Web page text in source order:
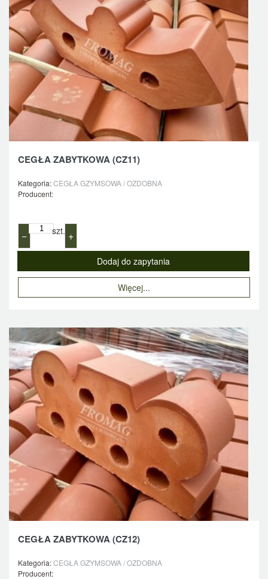
CEGŁA ZABYTKOWA (CZ11)
Kategoria:CEGŁA GZYMSOWA / OZDOBNA
Producent:
− szt. +
Więcej...
CEGŁA ZABYTKOWA (CZ12)
Kategoria:CEGŁA GZYMSOWA / OZDOBNA
Producent: